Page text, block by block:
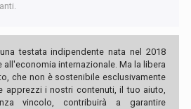
testata indipendente nata nel 2018
all'economia internazionale. Ma la libera
che non è sostenibile esclusivamente
apprezzi i nostri contenuti, il tuo aiuto,
vincolo, contribuirà a garantire